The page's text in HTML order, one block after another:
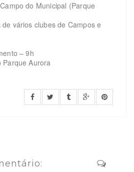
do Municipal (Parque
vários clubes de Campos e
– 9h
Parque Aurora